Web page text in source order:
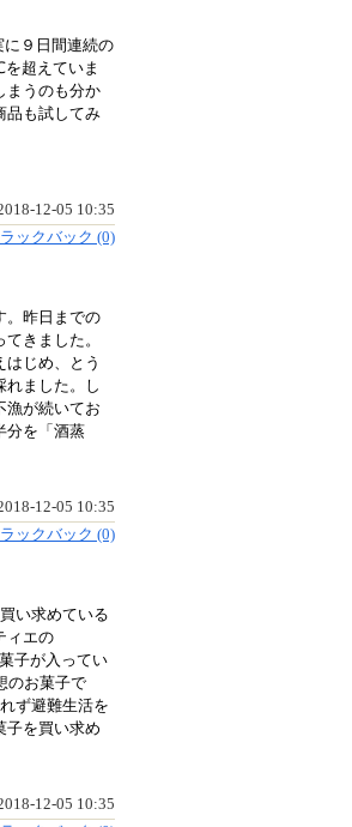
９日間連続の
超えていま
まうのも分か
品も試してみ
12-05 10:35
ラックバック (0)
。昨日までの
きました。
じめ、とう
れました。し
漁が続いてお
分を「酒蒸
12-05 10:35
ラックバック (0)
い求めている
ィエの
子が入ってい
のお菓子で
ず避難生活を
子を買い求め
12-05 10:35